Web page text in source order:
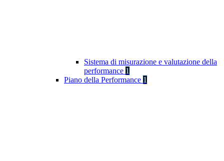
Sistema di misurazione e valutazione della
performance 1
Piano della Performance 1